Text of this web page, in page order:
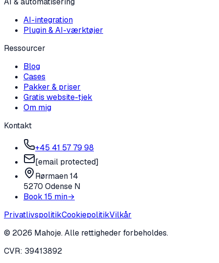
AI-integration
Plugin & AI-værktøjer
Ressourcer
Blog
Cases
Pakker & priser
Gratis website-tjek
Om mig
Kontakt
+45 41 57 79 98
[email protected]
Rørmaen 14
5270 Odense N
Book 15 min→
PrivatlivspolitikCookiepolitikVilkår
© 2026 Mahoje.Alle rettigheder forbeholdes.
CVR: 39413892